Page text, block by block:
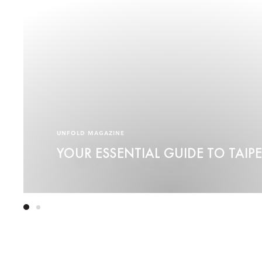
UNFOLD MAGAZINE
YOUR ESSENTIAL GUIDE TO